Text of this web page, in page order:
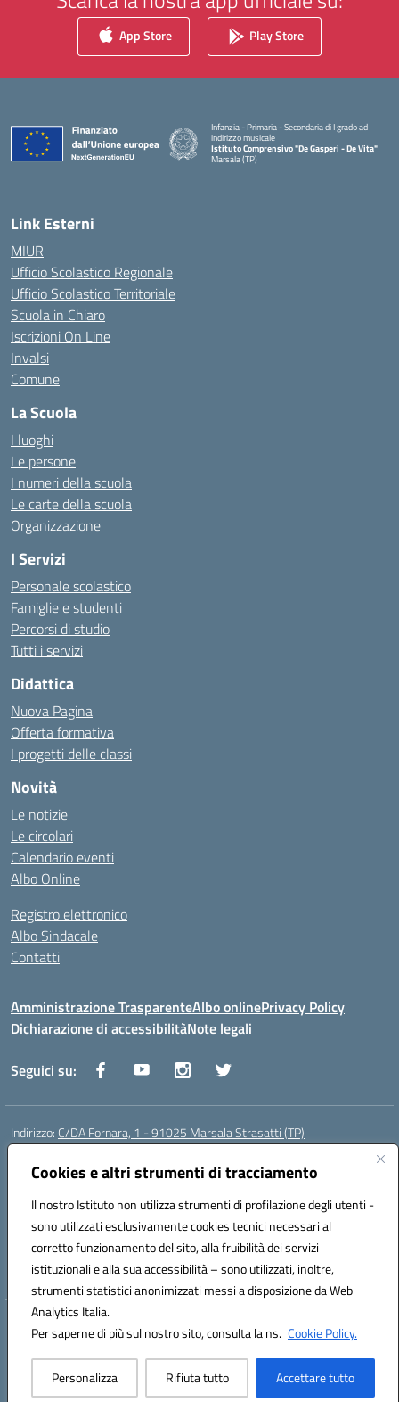
Cookies e altri strumenti di tracciamento
Il nostro Istituto non utilizza strumenti di profilazione degli utenti -
sono utilizzati esclusivamente cookies tecnici necessari al
corretto funzionamento del sito, alla fruibilità dei servizi
istituzionali e alla sua accessibilità – sono utilizzati, inoltre,
strumenti statistici anonimizzati messi a disposizione da Web
Analytics Italia.
Per saperne di più sul nostro sito, consulta la ns. Cookie Policy.
Personalizza Rifiuta tutto Accettare tutto
App Store Play Store
Infanzia - Primaria - Secondaria di I grado ad
indirizzo musicale
Istituto Comprensivo "De Gasperi - De Vita"
Marsala (TP)
Link Esterni
MIUR
Ufficio Scolastico Regionale
Ufficio Scolastico Territoriale
Scuola in Chiaro
Iscrizioni On Line
Invalsi
Comune
La Scuola
I luoghi
Le persone
I numeri della scuola
Le carte della scuola
Organizzazione
I Servizi
Personale scolastico
Famiglie e studenti
Percorsi di studio
Tutti i servizi
Didattica
Nuova Pagina
Offerta formativa
I progetti delle classi
Novità
Le notizie
Le circolari
Calendario eventi
Albo Online
Registro elettronico
Albo Sindacale
Contatti
Amministrazione TrasparenteAlbo onlinePrivacy Policy
Dichiarazione di accessibilitàNote legali
Seguici su:
Indirizzo: C/DA Fornara, 1 - 91025 Marsala Strasatti (TP)
Centralino:
Posta elettronica certificata (PEC):tpic81600v@pec.istruzione.it
Codice fiscale: 82006360810
Codice meccanografico:TPIC81600V
Codice Indice delle Pubbliche Amministrazioni (IPA): istsc_tpic81600v
Codice unico di fatturazione (CUF): UFODYY
Hosting & Powered by 3D Solution S.r.l.
Concept & Design by Designers Italia